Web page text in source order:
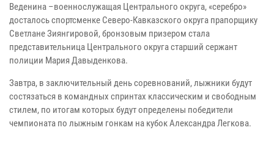
Веденина –военнослужащая Центрального округа, «серебро»
досталось спортсменке Северо-Кавказского округа прапорщику
Светлане Зиянгировой, бронзовым призером стала
представительница Центрального округа старший сержант
полиции Мария Давыденкова.
Завтра, в заключительный день соревнований, лыжники будут
состязаться в командных спринтах классическим и свободным
стилем, по итогам которых будут определены победители
чемпионата по лыжным гонкам на кубок Александра Легкова.